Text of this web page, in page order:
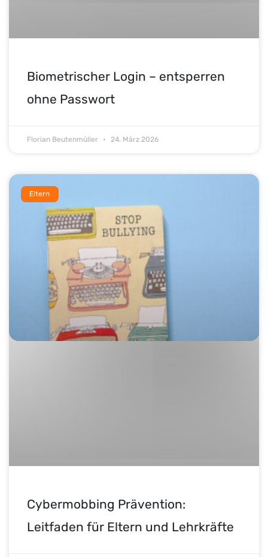
Biometrischer Login – entsperren
ohne Passwort
Florian Beutenmüller 24. März 2026
Eltern
Cybermobbing Prävention:
Leitfaden für Eltern und Lehrkräfte